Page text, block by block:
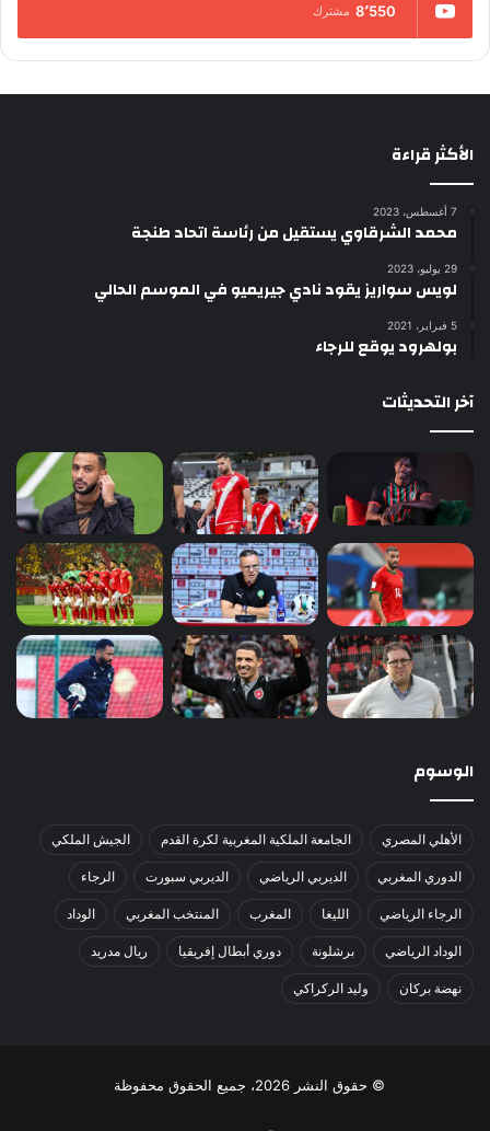
8٬550 مشترك
الأكثر قراءة
7 أغسطس، 2023
محمد الشرقاوي يستقيل من رئاسة اتحاد طنجة
29 يوليو، 2023
لويس سواريز يقود نادي جيريميو في الموسم الحالي
5 فبراير، 2021
بولهرود يوقع للرجاء
آخر التحديثات
الوسوم
الأهلي المصري الجامعة الملكية المغربية لكرة القدم الجيش الملكي
الدوري المغربي الديربي الرياضي الديربي سبورت الرجاء
الرجاء الرياضي الليغا المغرب المنتخب المغربي الوداد
الوداد الرياضي برشلونة دوري أبطال إفريقيا ريال مدريد
نهضة بركان وليد الركراكي
© حقوق النشر 2026، جميع الحقوق محفوظة